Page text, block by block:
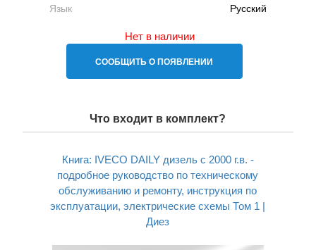
Язык
Русский
Нет в наличии
СООБЩИТЬ О ПОЯВЛЕНИИ
Что входит в комплект?
Книга: IVECO DAILY дизель с 2000 г.в. -
подробное руководство по техническому
обслуживанию и ремонту, инструкция по
эксплуатации, электрические схемы Том 1 |
Диез